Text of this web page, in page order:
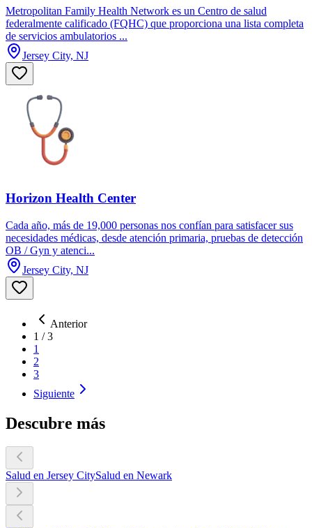
Metropolitan Family Health Network es un Centro de salud
federalmente calificado (FQHC) que proporciona una lista completa
de servicios ambulatorios ...
Jersey City, NJ
Horizon Health Center
Cada año, más de 19,000 personas nos confían para satisfacer sus
necesidades médicas, desde atención primaria, pruebas de detección
OB / Gyn y atenci...
Jersey City, NJ
Anterior
1 /3
1
2
3
Siguiente
Descubre más
Salud en Jersey CitySalud en Newark